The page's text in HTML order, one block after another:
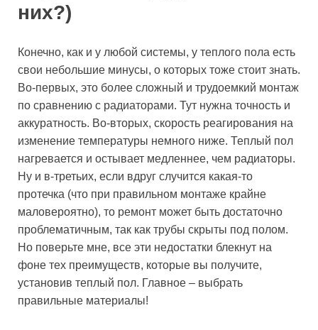
них?)
Конечно, как и у любой системы, у теплого пола есть
свои небольшие минусы, о которых тоже стоит знать.
Во-первых, это более сложный и трудоемкий монтаж
по сравнению с радиаторами. Тут нужна точность и
аккуратность. Во-вторых, скорость реагирования на
изменение температуры немного ниже. Теплый пол
нагревается и остывает медленнее, чем радиаторы.
Ну и в-третьих, если вдруг случится какая-то
протечка (что при правильном монтаже крайне
маловероятно), то ремонт может быть достаточно
проблематичным, так как трубы скрыты под полом.
Но поверьте мне, все эти недостатки блекнут на
фоне тех преимуществ, которые вы получите,
установив теплый пол. Главное – выбрать
правильные материалы!